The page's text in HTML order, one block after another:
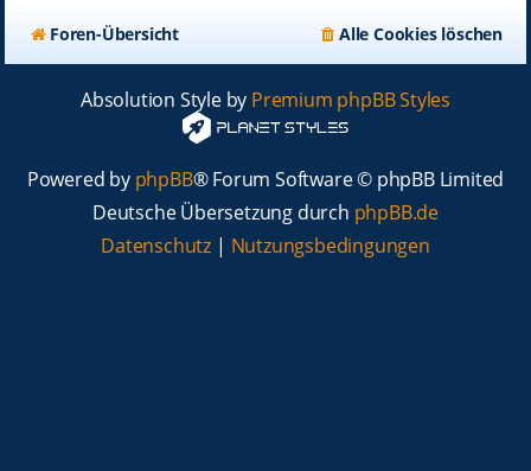
Foren-Übersicht Alle Cookies löschen
Absolution Style by Premium phpBB Styles
Powered by phpBB® Forum Software © phpBB Limited
Deutsche Übersetzung durch phpBB.de
Datenschutz | Nutzungsbedingungen